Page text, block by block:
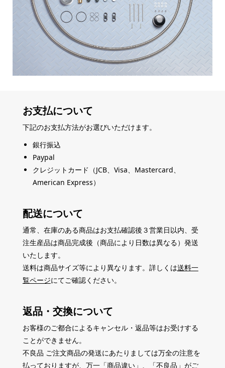
お支払について
下記のお支払方法がお選びいただけます。
銀行振込
Paypal
クレジットカード（JCB、Visa、Mastercard、
American Express）
配送について
通常、在庫のある商品はお支払確認後３営業日以内、受
注生産品は商品完成後（商品により日数は異なる）発送
いたします。
送料は商品サイズ等により異なります。詳しくは送料一
覧ページにてご確認ください。
返品・交換について
お客様のご都合によるキャンセル・返品等はお受けする
ことができません。
不良品 ご注文商品の発送にあたりましては万全の注意を
払っておりますが、万一「商品違い」、「不良品」がご